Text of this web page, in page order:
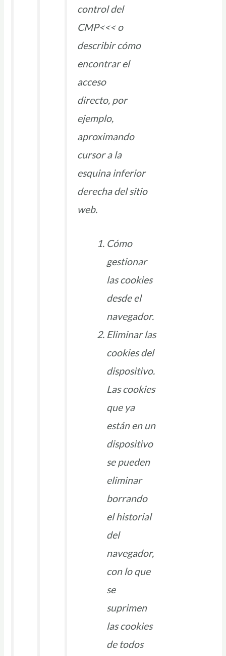
control del
CMP<<< o
describir cómo
encontrar el
acceso
directo, por
ejemplo,
aproximando
cursor a la
esquina inferior
derecha del sitio
web.
Cómo
gestionar
las cookies
desde el
navegador.
Eliminar las
cookies del
dispositivo.
Las cookies
que ya
están en un
dispositivo
se pueden
eliminar
borrando
el historial
del
navegador,
con lo que
se
suprimen
las cookies
de todos